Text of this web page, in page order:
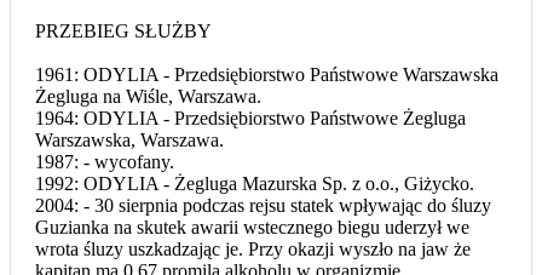
PRZEBIEG SŁUŻBY
1961: ODYLIA - Przedsiębiorstwo Państwowe Warszawska
Żegluga na Wiśle, Warszawa.
1964: ODYLIA - Przedsiębiorstwo Państwowe Żegluga
Warszawska, Warszawa.
1987: - wycofany.
1992: ODYLIA - Żegluga Mazurska Sp. z o.o., Giżycko.
2004: - 30 sierpnia podczas rejsu statek wpływając do śluzy
Guzianka na skutek awarii wstecznego biegu uderzył we
wrota śluzy uszkadzając je. Przy okazji wyszło na jaw że